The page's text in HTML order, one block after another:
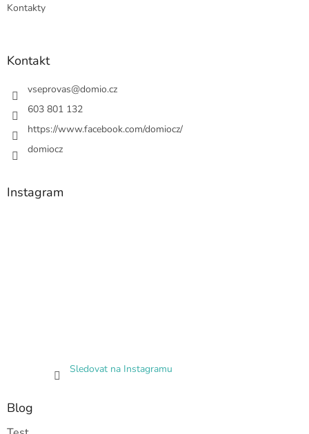
Kontakty
Kontakt
vseprovas@domio.cz
603 801 132
https://www.facebook.com/domiocz/
domiocz
Instagram
Sledovat na Instagramu
Blog